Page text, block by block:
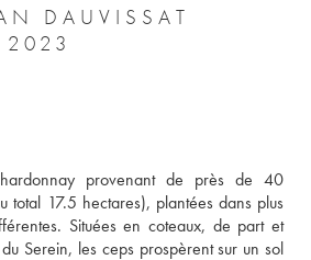
DAUVISSAT
provenant de près de 40
total 17.5 hectares), plantées dans plus
Situées en coteaux, de part et
Serein, les ceps prospèrent sur un sol